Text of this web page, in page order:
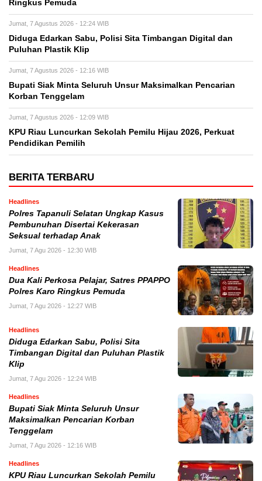
Ringkus Pemuda
Jumat, 7 Agustus 2026 - 12:24 WIB
Diduga Edarkan Sabu, Polisi Sita Timbangan Digital dan
Puluhan Plastik Klip
Jumat, 7 Agustus 2026 - 12:16 WIB
Bupati Siak Minta Seluruh Unsur Maksimalkan Pencarian
Korban Tenggelam
Jumat, 7 Agustus 2026 - 12:09 WIB
KPU Riau Luncurkan Sekolah Pemilu Hijau 2026, Perkuat
Pendidikan Pemilih
BERITA TERBARU
Headlines
Polres Tapanuli Selatan Ungkap Kasus
Pembunuhan Disertai Kekerasan
Seksual terhadap Anak
Jumat, 7 Agu 2026 - 12:30 WIB
Headlines
Dua Kali Perkosa Pelajar, Satres PPAPPO
Polres Karo Ringkus Pemuda
Jumat, 7 Agu 2026 - 12:27 WIB
Headlines
Diduga Edarkan Sabu, Polisi Sita
Timbangan Digital dan Puluhan Plastik
Klip
Jumat, 7 Agu 2026 - 12:24 WIB
Headlines
Bupati Siak Minta Seluruh Unsur
Maksimalkan Pencarian Korban
Tenggelam
Jumat, 7 Agu 2026 - 12:16 WIB
Headlines
KPU Riau Luncurkan Sekolah Pemilu